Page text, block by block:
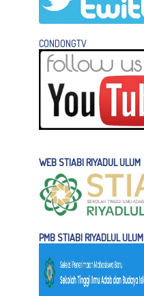
CONDONGTV
WEB STIABI RIYADUL ULUM
PMB STIABI RIYADLUL ULUM